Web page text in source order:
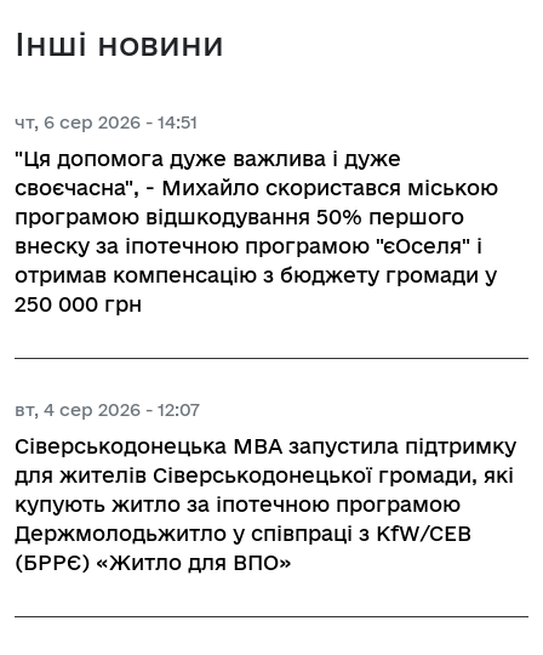
Інші новини
чт, 6 сер 2026 - 14:51
"Ця допомога дуже важлива і дуже
своєчасна", - Михайло скористався міською
програмою відшкодування 50% першого
внеску за іпотечною програмою "єОселя" і
отримав компенсацію з бюджету громади у
250 000 грн
вт, 4 сер 2026 - 12:07
Сіверськодонецька МВА запустила підтримку
для жителів Сіверськодонецької громади, які
купують житло за іпотечною програмою
Держмолодьжитло у співпраці з KfW/CEB
(БРРЄ) «Житло для ВПО»